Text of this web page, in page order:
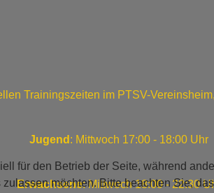
Trainingszeiten im PTSV-
Jugend : Mittwoch 17:00 - 18:00 Uhr
Erwachsene: Mittwoch 18:00 - 22:30
für den Betrieb der Seite, während
möchten. Bitte beachten Sie,